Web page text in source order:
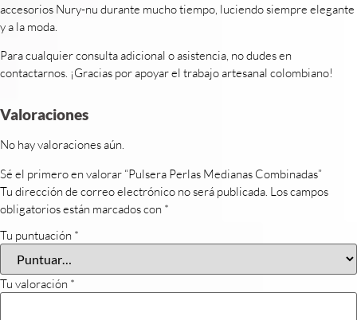
accesorios Nury-nu durante mucho tiempo, luciendo siempre elegante
y a la moda.
Para cualquier consulta adicional o asistencia, no dudes en
contactarnos. ¡Gracias por apoyar el trabajo artesanal colombiano!
Valoraciones
No hay valoraciones aún.
Sé el primero en valorar “Pulsera Perlas Medianas Combinadas”
Tu dirección de correo electrónico no será publicada. Los campos
obligatorios están marcados con *
Tu puntuación *
Tu valoración *